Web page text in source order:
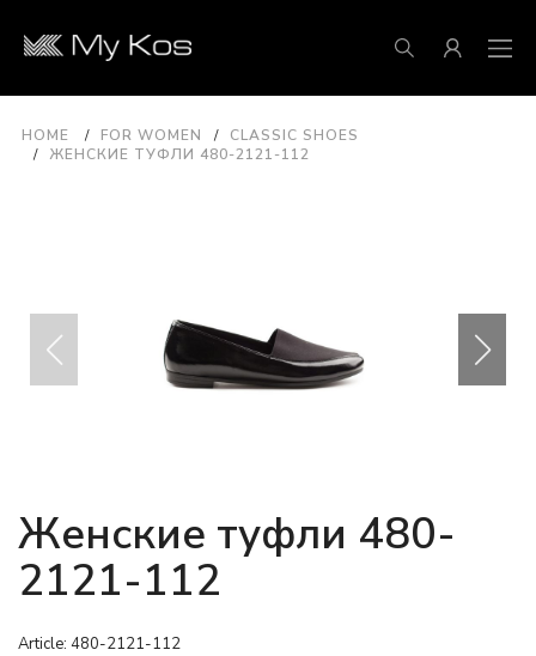
HOME FOR WOMEN
CLASSIC SHOES
ЖЕНСКИЕ ТУФЛИ 480-2121-112
Женские туфли 480-
2121-112
Article: 480-2121-112